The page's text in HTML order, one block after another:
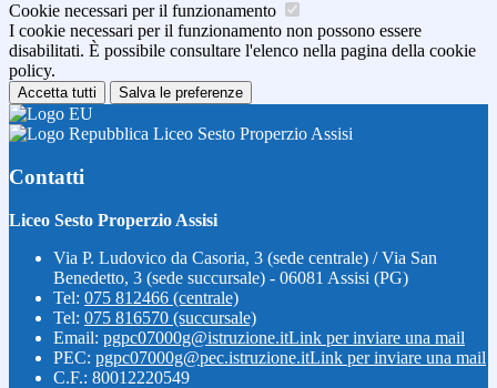
Cookie necessari per il funzionamento
I cookie necessari per il funzionamento non possono essere
disabilitati. È possibile consultare l'elenco nella pagina della cookie
policy.
Accetta tutti Salva le preferenze
Liceo Sesto Properzio Assisi
Contatti
Liceo Sesto Properzio Assisi
Via P. Ludovico da Casoria, 3 (sede centrale) / Via San
Benedetto, 3 (sede succursale) - 06081 Assisi (PG)
Tel: 075 812466 (centrale)
Tel: 075 816570 (succursale)
Email: pgpc07000g@istruzione.itLink per inviare una mail
PEC: pgpc07000g@pec.istruzione.itLink per inviare una mail
C.F.: 80012220549